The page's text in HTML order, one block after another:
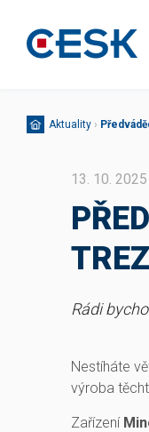
Aktuality ›
13. 10. 2025
Rádi
Nestíháte
výroba
Zařízení